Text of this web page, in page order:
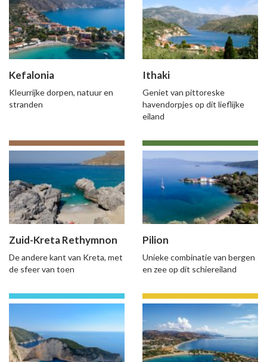
Kefalonia
Kleurrijke dorpen, natuur en
stranden
Ithaki
Geniet van pittoreske
havendorpjes op dit lieflijke
eiland
Zuid-Kreta Rethymnon
De andere kant van Kreta, met
de sfeer van toen
Pilion
Unieke combinatie van bergen
en zee op dit schiereiland